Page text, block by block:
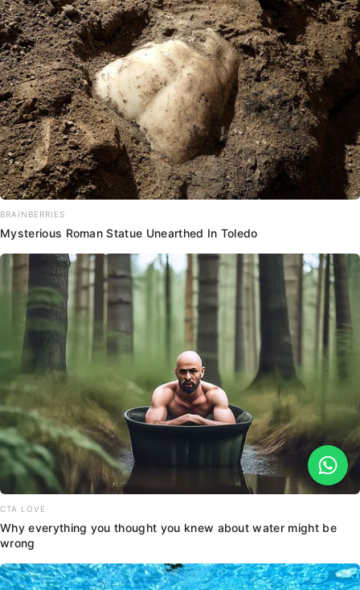
BRAINBERRIES
Mysterious Roman Statue Unearthed In Toledo
CTA LOVE
Why everything you thought you knew about water might be
wrong